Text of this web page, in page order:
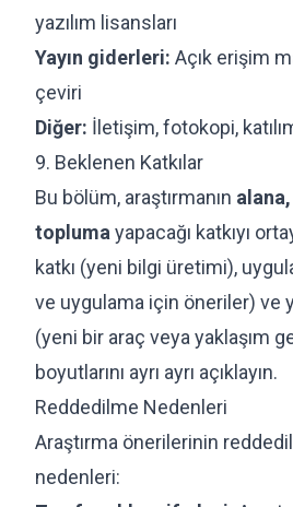
yazılım lisansları
Yayın giderleri: Açık erişim
çeviri
Diğer: İletişim, fotokopi,
9. Beklenen Katkılar
Bu bölüm, araştırmanın
topluma yapacağı katkıyı
katkı (yeni bilgi üretimi),
ve uygulama için öneriler) ve
(yeni bir araç veya yaklaşım
boyutlarını ayrı ayrı açıklayın.
Reddedilme Nedenleri
Araştırma önerilerinin
nedenleri: